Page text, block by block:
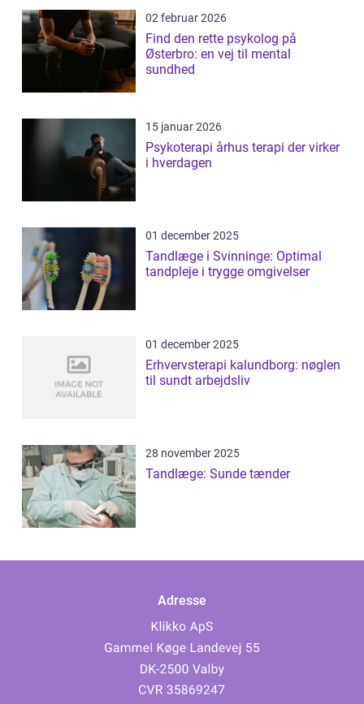
02 februar 2026
Find den rette psykolog på
Østerbro: en vej til mental
sundhed
15 januar 2026
Psykoterapi århus terapi der virker
i hverdagen
01 december 2025
Tandlæge i Svinninge: Optimal
tandpleje i trygge omgivelser
01 december 2025
Erhvervsterapi kalundborg: nøglen
til sundt arbejdsliv
28 november 2025
Tandlæge: Sunde tænder
Adresse